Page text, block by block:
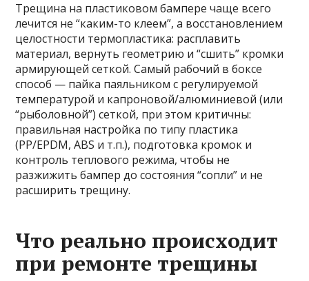
Трещина на пластиковом бампере чаще всего
лечится не “каким-то клеем”, а восстановлением
целостности термопластика: расплавить
материал, вернуть геометрию и “сшить” кромки
армирующей сеткой. Самый рабочий в боксе
способ — пайка паяльником с регулируемой
температурой и капроновой/алюминиевой (или
“рыболовной”) сеткой, при этом критичны:
правильная настройка по типу пластика
(PP/EPDM, ABS и т.п.), подготовка кромок и
контроль теплового режима, чтобы не
разжижить бампер до состояния “сопли” и не
расширить трещину.
Что реально происходит
при ремонте трещины